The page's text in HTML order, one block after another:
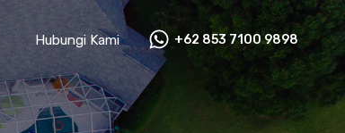
Hubungi Kami +62 853 7100 9898‬